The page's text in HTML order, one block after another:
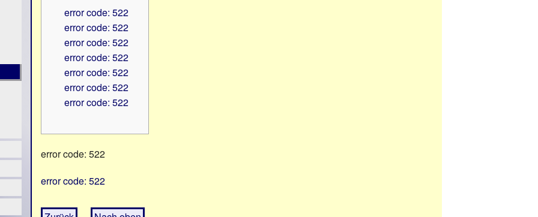
error code: 522
error code: 522
error code: 522
error code: 522
error code: 522
error code: 522
error code: 522
error code: 522
error code: 522